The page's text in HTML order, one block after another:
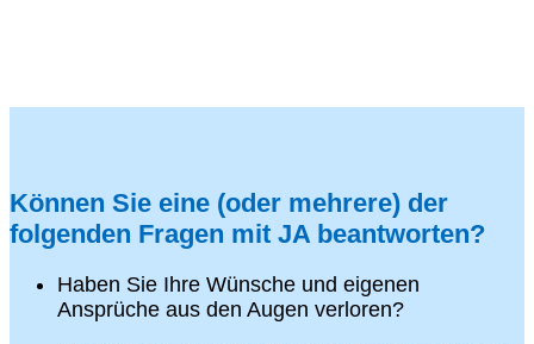
Können Sie eine (oder mehrere) der
folgenden Fragen mit JA beantworten?
Haben Sie Ihre Wünsche und eigenen
Ansprüche aus den Augen verloren?